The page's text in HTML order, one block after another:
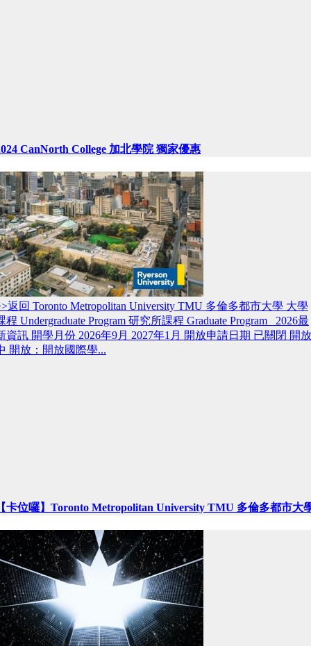
CanNorth College 加北學院 獨家優惠
返回 Toronto Metropolitan University TMU 多倫多都市大學 大學
程 Undergraduate Program 研究所課程 Graduate Program 2026最
資訊 開學月份 2026年9月 2027年1月 開放申請日期 已關閉 開放
開放：開放國際學...
卡位囉】Toronto Metropolitan University TMU 多倫多都市大